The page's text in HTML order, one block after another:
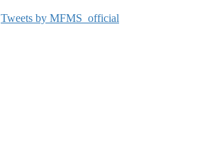
Tweets by MFMS_official